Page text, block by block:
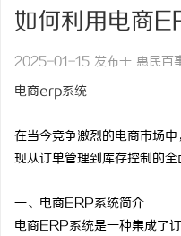
如何利用电商
2025-01-15 发布于 惠民百
电商erp系统
在当今竞争激烈的电商市场
现从订单管理到库存控制的
一、电商ERP系统简介
电商ERP系统是一种集成了